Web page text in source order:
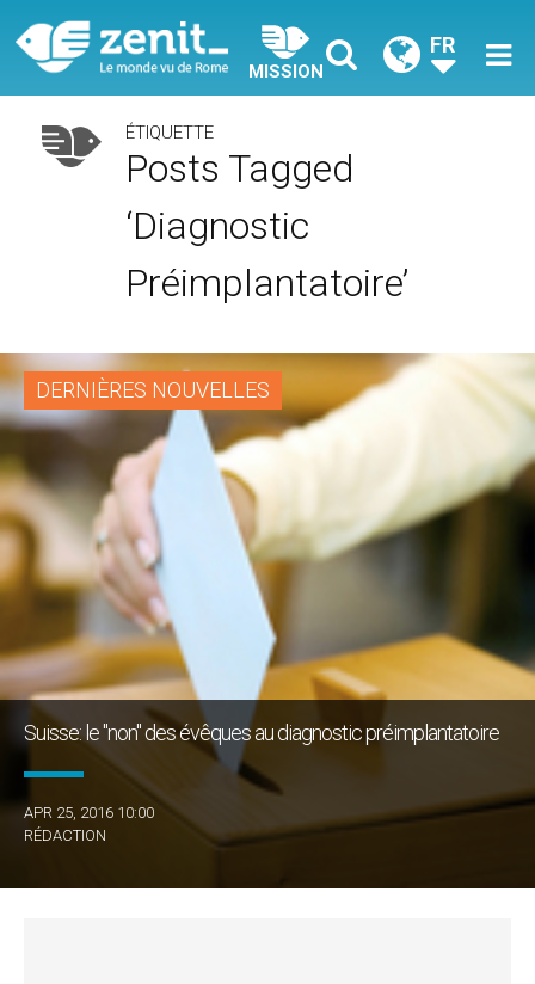
MISSION
FR
ÉTIQUETTE
Posts Tagged
‘diagnostic
Préimplantatoire’
DERNIÈRES NOUVELLES
Suisse: le "non" des évêques au diagnostic préimplantatoire
APR 25, 2016 10:00
RÉDACTION